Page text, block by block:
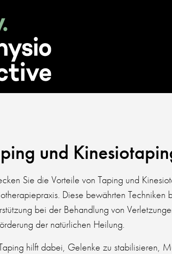
und
Sie die Vorteile von Taping und
Diese bewährten Techniken
bei der Behandlung von
der natürlichen Heilung.
hilft dabei, Gelenke zu stabilisieren,